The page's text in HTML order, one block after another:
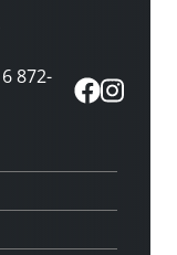
872-